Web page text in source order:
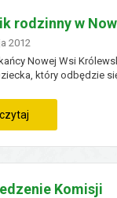
przedszkola
rodzinny w
2012
Nowej Wsi
który odbędzie
czytaj
piknik
Komisji